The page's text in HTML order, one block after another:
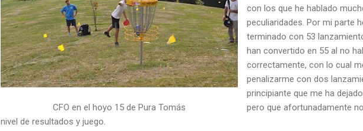
CFO en el hoyo 15 de Pura Tomás
con los que he hablado
peculiaridades. Por mi parte
terminado con 53
han convertido en 55 al no
correctamente, con lo cual
penalizarme con dos
principiante que me ha
pero que afortunadamente
nivel de resultados y juego.